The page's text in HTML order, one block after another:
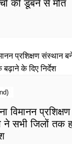
की डूबने से मौत
विमानन
ने सभी जिलों तक